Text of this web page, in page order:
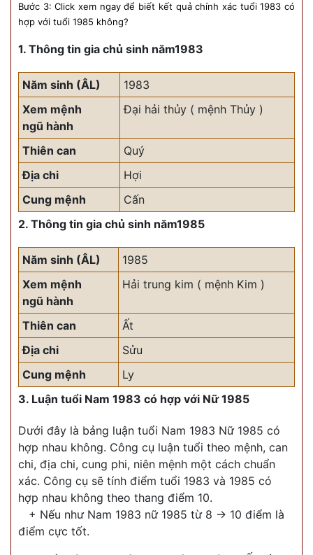
Bước 3: Click xem ngay để biết kết quả chính xác tuổi 1983 có
hợp với tuổi 1985 không?
1. Thông tin gia chủ sinh năm1983
Năm sinh (ÂL)
1983
Xem mệnh
ngũ hành
Đại hải thủy ( mệnh Thủy )
Thiên can
Quý
Địa chi
Hợi
Cung mệnh
Cấn
2. Thông tin gia chủ sinh năm1985
Năm sinh (ÂL)
1985
Xem mệnh
ngũ hành
Hải trung kim ( mệnh Kim )
Thiên can
Ất
Địa chi
Sửu
Cung mệnh
Ly
3. Luận tuổi Nam 1983 có hợp với Nữ 1985
Dưới đây là bảng luận tuổi Nam 1983 Nữ 1985 có
hợp nhau không. Công cụ luận tuổi theo mệnh, can
chi, địa chi, cung phi, niên mệnh một cách chuẩn
xác. Công cụ sẽ tính điểm tuổi 1983 và 1985 có
hợp nhau không theo thang điểm 10.
+ Nếu như Nam 1983 nữ 1985 từ 8 -> 10 điểm là
điểm cực tốt.